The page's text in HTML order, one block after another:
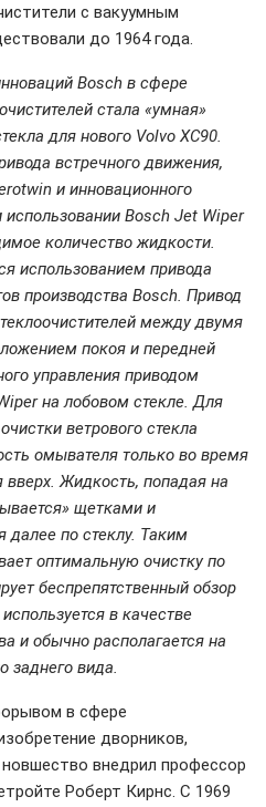
с вакуумным
до 1964 года.
Bosch в сфере
стала «умная»
для нового Volvo XC90.
встречного движения,
и инновационного
Bosch Jet Wiper
количество жидкости.
использованием привода
производства Bosch. Привод
между двумя
покоя и передней
управления приводом
на лобовом стекле. Для
ветрового стекла
омывателя только во время
вверх. Жидкость, попадая на
щетками и
далее по стеклу. Таким
оптимальную очистку по
беспрепятственный обзор
в качестве
и обычно располагается на
заднего вида.
в сфере
дворников,
внедрил профессор
Роберт Кирнс. С 1969